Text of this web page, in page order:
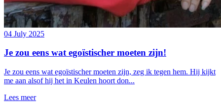
04 July 2025
Je zou eens wat egoïstischer moeten zijn!
Je zou eens wat egoïstischer moeten zijn, zeg ik tegen hem. Hij kijkt
me aan alsof hij het in Keulen hoort don...
Lees meer